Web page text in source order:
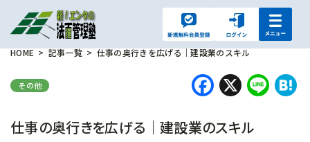
HOME 記事一覧 仕事の奥行きを広げる｜建設業のスキル
その他 X
仕事の奥行きを広げる｜建設業のスキル